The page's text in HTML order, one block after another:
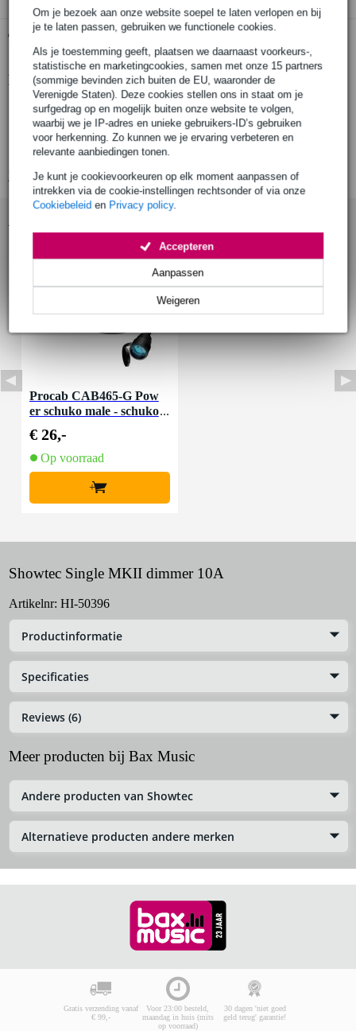
Om je bezoek aan onze website soepel te laten verlopen en bij
je te laten passen, gebruiken we functionele cookies.
Als je toestemming geeft, plaatsen we daarnaast voorkeurs-,
statistische en marketingcookies, samen met onze 15 partners
(sommige bevinden zich buiten de EU, waaronder de
Verenigde Staten). Deze cookies stellen ons in staat om je
surfgedrag op en mogelijk buiten onze website te volgen,
waarbij we je IP-adres en unieke gebruikers-ID’s gebruiken
voor herkenning. Zo kunnen we je ervaring verbeteren en
relevante aanbiedingen tonen.
Je kunt je cookievoorkeuren op elk moment aanpassen of
intrekken via de cookie-instellingen rechtsonder of via onze
Cookiebeleid en Privacy policy.
Weigeren
Aanpassen
Accepteren
Gratis ophalen in de winkel
Productinformatie
handig een-kanaals dimmer
instelbare dimlimiet
DMX-ingang: 3 pin DMX male
Bekijk alle productspecificaties
Procab CAB465-G Pow
er schuko male - schuko
€ 26,-
Op voorraad
+
Showtec Single MKII dimmer 10A
Artikelnr: HI-50396
Productinformatie
Specificaties
Reviews (6)
Meer producten bij Bax Music
Andere producten van Showtec
Alternatieve producten andere merken
Gratis verzending vanaf
€ 99,-
Voor 23:00 besteld,
maandag in huis (mits
op voorraad)
30 dagen 'niet goed
geld terug' garantie!